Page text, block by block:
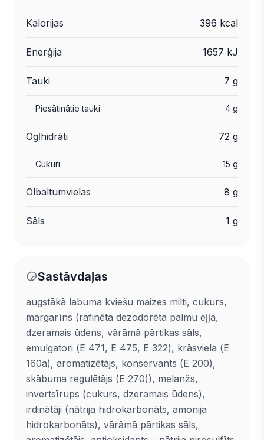
Kalorijas 396 kcal
Enerģija 1657 kJ
Tauki 7 g
Piesātinātie tauki 4 g
Ogļhidrāti 72 g
Cukuri 15 g
Olbaltumvielas 8 g
Sāls 1 g
Sastāvdaļas
augstākā labuma kviešu maizes milti, cukurs,
margarīns (rafinēta dezodorēta palmu eļļa,
dzeramais ūdens, vārāmā pārtikas sāls,
emulgatori (Е 471, E 475, Е 322), krāsviela (Е
160а), aromatizētājs, konservants (Е 200),
skābuma regulētājs (Е 270)), melanžs,
invertsīrups (cukurs, dzeramais ūdens),
irdinātāji (nātrija hidrokarbonāts, amonija
hidrokarbonāts), vārāmā pārtikas sāls,